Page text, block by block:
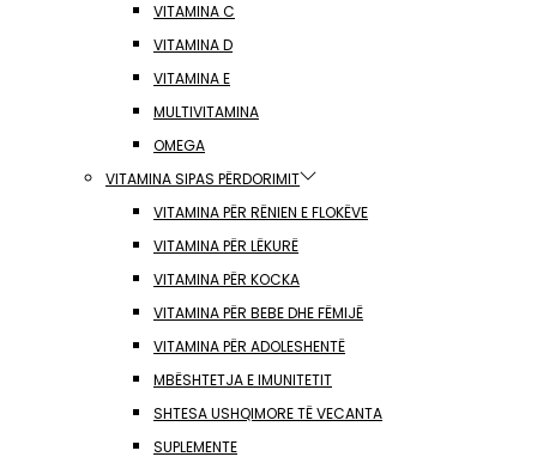
VITAMINA C
VITAMINA D
VITAMINA E
MULTIVITAMINA
OMEGA
VITAMINA SIPAS PËRDORIMIT
VITAMINA PËR RËNIEN E FLOKËVE
VITAMINA PËR LËKURË
VITAMINA PËR KOCKA
VITAMINA PËR BEBE DHE FËMIJË
VITAMINA PËR ADOLESHENTË
MBËSHTETJA E IMUNITETIT
SHTESA USHQIMORE TË VECANTA
SUPLEMENTE